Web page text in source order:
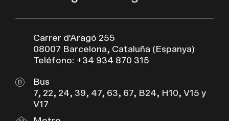
Carrer d’Aragó 255
08007 Barcelona, Cataluña (Espanya)
Teléfono: +34 934 870 315
Bus
7, 22, 24, 39, 47, 63, 67, B24, H10, V15 y
V17